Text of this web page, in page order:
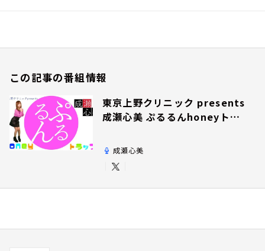
この記事の番組情報
東京上野クリニック presents
成瀬心美 ぷるるんhoneyトラ
成瀬心美